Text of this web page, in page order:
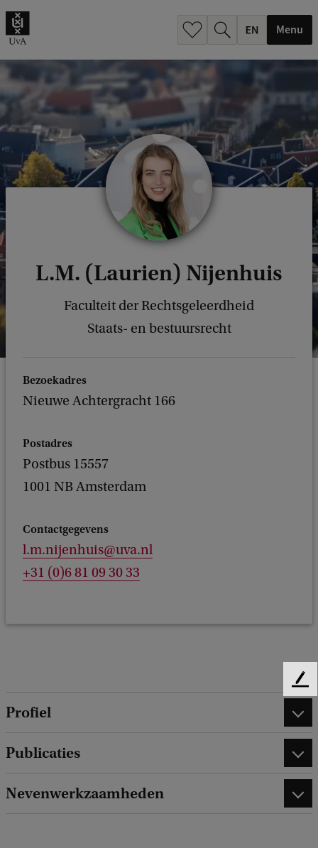
Menu
L.M. (Laurien) Nijenhuis
Faculteit der Rechtsgeleerdheid
Staats- en bestuursrecht
Bezoekadres
Nieuwe Achtergracht 166
Postadres
Postbus 15557
1001 NB Amsterdam
Contactgegevens
l.m.nijenhuis@uva.nl
+31 (0)6 81 09 30 33
Profiel
Publicaties
Nevenwerkzaamheden
F
e
e
c
k